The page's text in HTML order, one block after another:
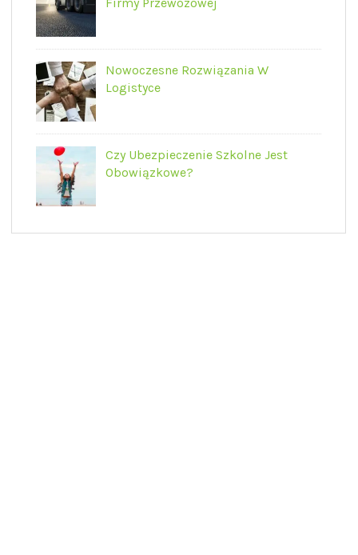
Nowoczesne Rozwiązania W
Logistyce
Czy Ubezpieczenie Szkolne Jest
Obowiązkowe?